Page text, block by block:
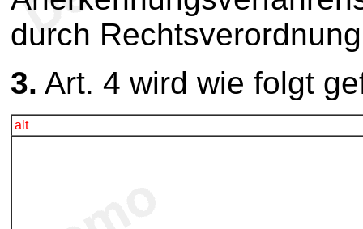
durch
3. Art. 4 wird wie folgt
alt